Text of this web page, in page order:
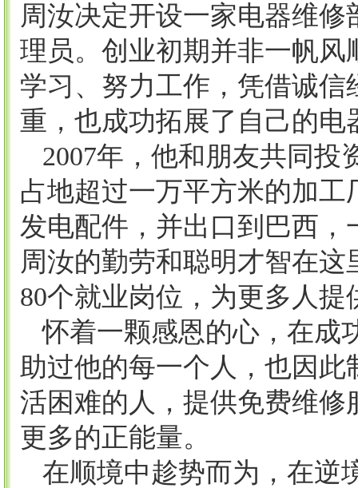
周汝决定开设一家电器维
理员。创业初期并非一帆
学习、努力工作，凭借诚
重，也成功拓展了自己的电
2007年，他和朋友共同投
占地超过一万平方米的加
发电配件，并出口到巴西，
周汝的勤劳和聪明才智在
80个就业岗位，为更多人提
怀着一颗感恩的心，在成
助过他的每一个人，也因
活困难的人，提供免费维
更多的正能量。
在顺境中趁势而为，在逆